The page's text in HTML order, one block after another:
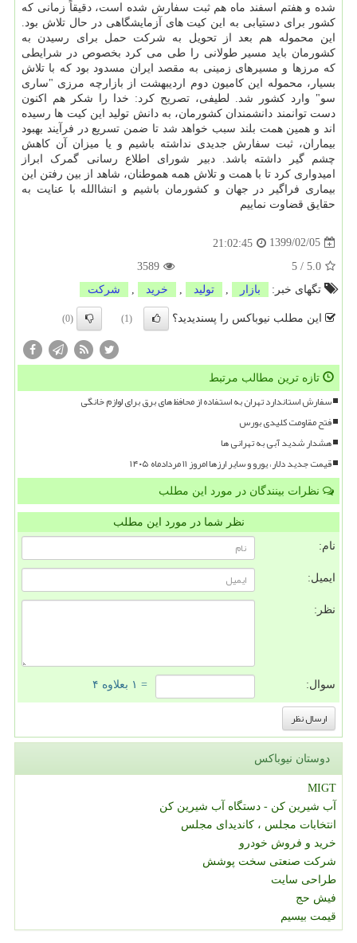
شده و هفتم اسفند ماه هم ثبت سفارش شده است، دقیقاً زمانی که
کشور برای دستیابی به این کیت های آزمایشگاهی در حال تلاش بود.
این محموله هم بعد از تحویل به شرکت حمل برای رسیدن به
کشورمان باید مسیر طولانی را طی می کرد بخصوص در شرایطی
که مرزها و مسیرهای زمینی به مقصد ایران مسدود بود که با تلاش
بسیار، محموله این کامیون دوم اردیبهشت از بازارچه مرزی "ساری
سو" وارد کشور شد. لطیفی، تصریح کرد: خدا را شکر هم اکنون
دست توانمند دانشمندان کشورمان، به دانش تولید این کیت ها رسیده
اند و همین همت بلند سبب خواهد شد تا ضمن تسریع در فرآیند بهبود
بیماران، ثبت سفارش جدیدی نداشته باشیم و یا میزان آن کاهش
چشم گیر داشته باشد. دبیر شورای اطلاع رسانی گمرک ابراز
امیدواری کرد تا با همت و تلاش همه هموطنان، شاهد از بین رفتن این
بیماری فراگیر در جهان و کشورمان باشیم و انشاالله با عنایت به
حقایق قضاوت نماییم
1399/02/05
21:02:45
5.0
/
5
3589
تگهای خبر:
بازار تولید خرید شركت
این مطلب نیوباکس را پسندیدید؟ (1)
(0)
تازه ترین مطالب مرتبط
سفارش استاندارد تهران به استفاده از محافظ های برق برای لوازم خانگی
فتح مقاومت کلیدی بورس
هشدار شدید آبی به تهرانی ها
قیمت جدید دلار، یورو و سایر ارزها امروز ۱۱ مردادماه ۱۴۰۵
نظرات بینندگان در مورد این مطلب
نظر شما در مورد این مطلب
نام:
ایمیل:
نظر:
سوال: = ۱ بعلاوه ۴
دوستان نیوباکس
MIGT
آب شیرین کن - دستگاه آب شیرین کن
انتخابات مجلس ، کاندیدای مجلس
خرید و فروش خودرو
شرکت صنعتی سخت پوشش
طراحی سایت
فیش حج
قیمت بیسیم